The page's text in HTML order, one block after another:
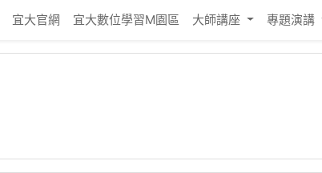
宜大官網 宜大數位學習M園區 大師講座 專題演講